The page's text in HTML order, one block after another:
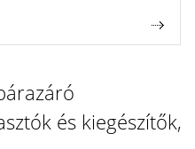
és kiegészítők,